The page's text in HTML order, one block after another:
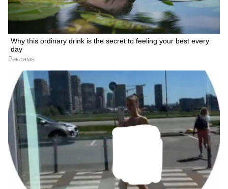
Why this ordinary drink is the secret to feeling your best every
day
Реклама